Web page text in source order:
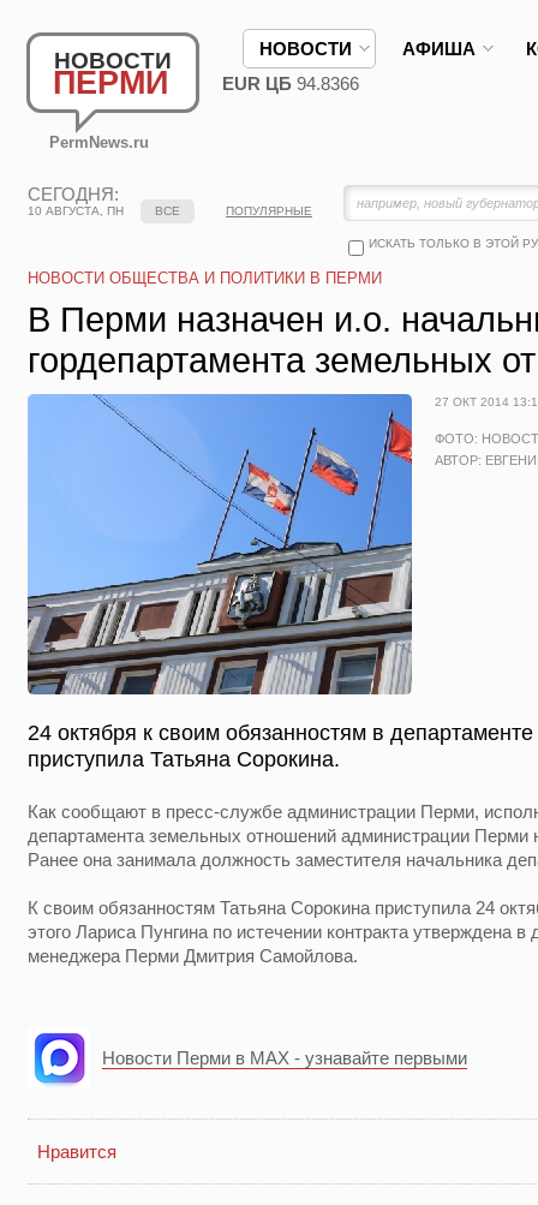
НОВОСТИ
ПЕРМИ
PermNews.ru
НОВОСТИ АФИША
EUR ЦБ 94.8366
СЕГОДНЯ:
10 АВГУСТА, ПН
ИСКАТЬ ТОЛЬКО В ЭТОЙ
ВСЕ ПОПУЛЯРНЫЕ
НОВОСТИ ОБЩЕСТВА И ПОЛИТИКИ В ПЕРМИ
В Перми назначен и.о.
гордепартамента земельных
27 ОКТ 2014
ФОТО:
АВТОР:
24 октября к своим обязанностям в
приступила Татьяна Сорокина.
Как сообщают в пресс-службе администрации Перми,
департамента земельных отношений администрации Перми
Ранее она занимала должность заместителя начальника
К своим обязанностям Татьяна Сорокина приступила 24
этого Лариса Пунгина по истечении контракта утверждена в
менеджера Перми Дмитрия Самойлова.
Новости Перми в MAX - узнавайте первыми
Нравится